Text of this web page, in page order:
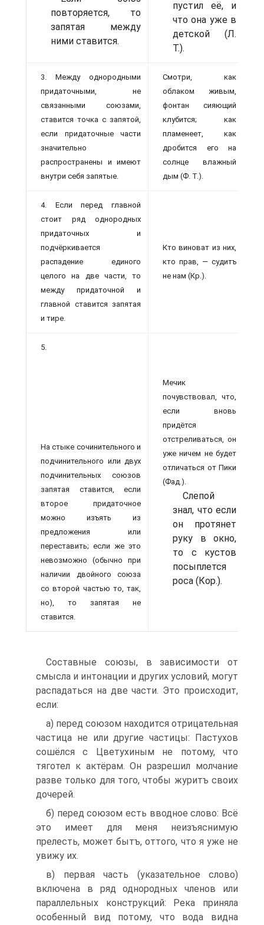
повторяется, то
запятая между
ними ставится.
пустил её, и
что она уже в
детской (Л.
Т.).
3. Между однородными
придаточными, не
связанными союзами,
ставится точка с запятой,
если придаточные части
значительно
распространены и имеют
внутри себя запятые.
Смотри, как
облаком живым,
фонтан сияющий
клубится; как
пламенеет, как
дробится его на
солнце влажный
дым (Ф. Т.).
4. Если перед главной
стоит ряд однородных
придаточных и
подчёркивается
распадение единого
целого на две части, то
между придаточной и
главной ставится запятая
и тире.
Кто виноват из них,
кто прав, — судитъ
не нам (Кр.).
5.
На стыке сочинительного и
подчинительного или двух
подчинительных союзов
запятая ставится, если
второе придаточное
можно изъять из
предложения или
переставить; если же это
невозможно (обычно при
наличии двойного союза
со второй частью то, так,
но), то запятая не
ставится.
Мечик
почувствовал, что,
если вновь
придётся
отстреливаться, он
уже ничем не будет
отличаться от Пики
(Фад.).
Слепой
знал, что если
он протянет
руку в окно,
то с кустов
посыплется
роса (Кор.).
Составные союзы, в зависимости от
смысла и интонации и других условий, могут
распадаться на две части. Это происходит,
если:
а) перед союзом находится отрицательная
частица не или другие частицы: Пастухов
сошёлся с Цветухиным не потому, что
тяготел к актёрам. Он разрешил молчание
разве только для того, чтобы журитъ своих
дочерей.
б) перед союзом есть вводное слово: Всё
это имеет для меня неизъяснимую
прелесть, может бытъ, оттого, что я уже не
увижу их.
в) первая часть (указательное слово)
включена в ряд однородных членов или
параллельных конструкций: Река приняла
особенный вид потому, что вода видна